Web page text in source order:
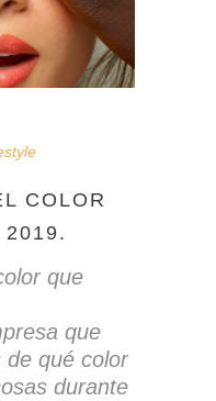
COLOR
2019.
que
que
de qué color
durante